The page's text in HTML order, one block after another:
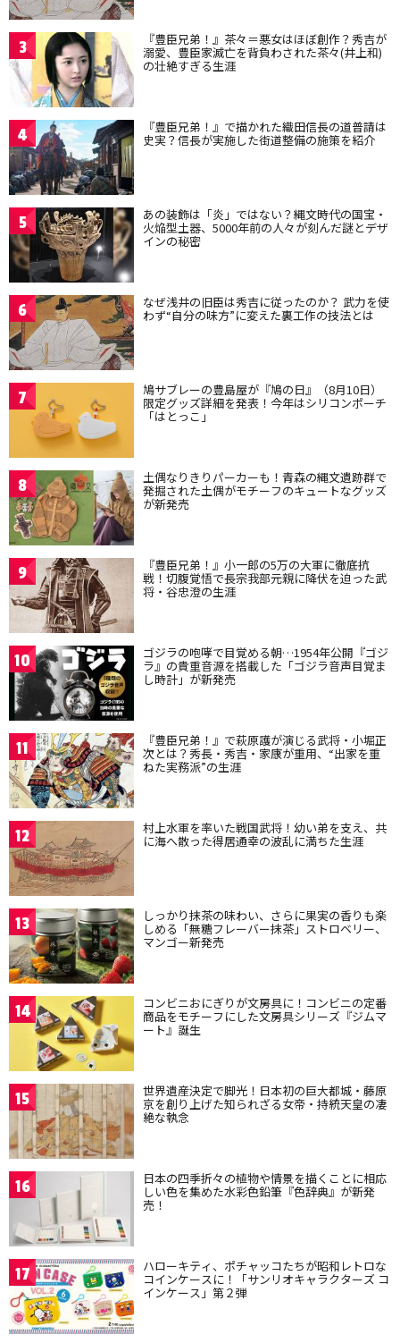
3 『豊臣兄弟！』茶々＝悪女はほぼ創作？秀吉が
溺愛、豊臣家滅亡を背負わされた茶々(井上和)
の壮絶すぎる生涯
4 『豊臣兄弟！』で描かれた織田信長の道普請は
史実？信長が実施した街道整備の施策を紹介
5 あの装飾は「炎」ではない？縄文時代の国宝・
火焔型土器、5000年前の人々が刻んだ謎とデザ
インの秘密
6 なぜ浅井の旧臣は秀吉に従ったのか？ 武力を使
わず“自分の味方”に変えた裏工作の技法とは
7 鳩サブレーの豊島屋が『鳩の日』（8月10日）
限定グッズ詳細を発表！今年はシリコンポーチ
「はとっこ」
8 土偶なりきりパーカーも！青森の縄文遺跡群で
発掘された土偶がモチーフのキュートなグッズ
が新発売
9 『豊臣兄弟！』小一郎の5万の大軍に徹底抗
戦！切腹覚悟で長宗我部元親に降伏を迫った武
将・谷忠澄の生涯
10 ゴジラの咆哮で目覚める朝…1954年公開『ゴジ
ラ』の貴重音源を搭載した「ゴジラ音声目覚ま
し時計」が新発売
11 『豊臣兄弟！』で萩原護が演じる武将・小堀正
次とは？秀長・秀吉・家康が重用、“出家を重
ねた実務派”の生涯
12 村上水軍を率いた戦国武将！幼い弟を支え、共
に海へ散った得居通幸の波乱に満ちた生涯
13 しっかり抹茶の味わい、さらに果実の香りも楽
しめる「無糖フレーバー抹茶」ストロベリー、
マンゴー新発売
14 コンビニおにぎりが文房具に！コンビニの定番
商品をモチーフにした文房具シリーズ『ジムマ
ート』誕生
15 世界遺産決定で脚光！日本初の巨大都城・藤原
京を創り上げた知られざる女帝・持統天皇の凄
絶な執念
16 日本の四季折々の植物や情景を描くことに相応
しい色を集めた水彩色鉛筆『色辞典』が新発
売！
17 ハローキティ、ポチャッコたちが昭和レトロな
コインケースに！「サンリオキャラクターズ コ
インケース」第２弾